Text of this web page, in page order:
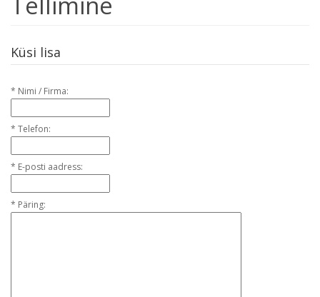
Küsi lisa
* Nimi / Firma:
* Telefon:
* E-posti aadress:
* Päring: